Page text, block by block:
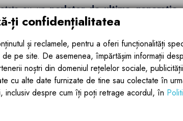
cu unperlator de ultima generatie,
oferind un flux constant si aerat. Sistemul
pe lavoar – Simplu si practic
Fino este proiectata pentru montaj
cu o varietate de stiluri de baie.
spatiile moderne si elegante.
De ce sa alegi bateria pentru lavoar Fino
ți confidențialitatea
și reclamele, pentru a oferi funcționalități
pe site. De asemenea, împărtășim informații
noștri din domeniul rețelelor sociale,
cu alte date furnizate de tine sau colectate în
inclusiv despre cum îți poți retrage acordul, în